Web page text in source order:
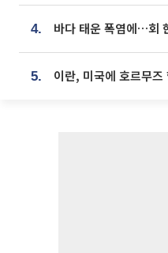
4. 바다 태운 폭염에…회
5.